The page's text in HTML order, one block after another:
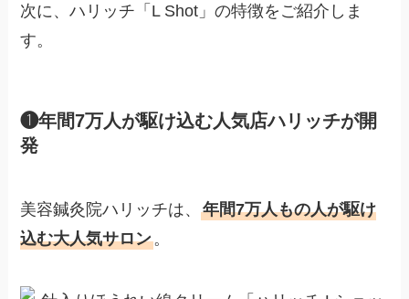
次に、ハリッチ「L Shot」の特徴をご紹介しま
す。
❶年間7万人が駆け込む人気店ハリッチが開
発
美容鍼灸院ハリッチは、年間7万人もの人が駆け
込む大人気サロン。